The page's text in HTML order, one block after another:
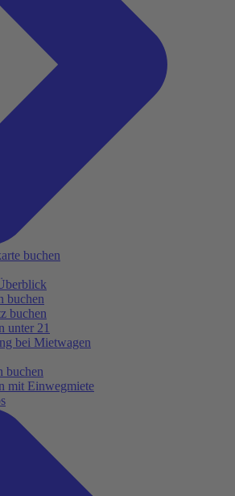
buchen
buchen
buchen
unter 21
bei Mietwagen
buchen
mit Einwegmiete